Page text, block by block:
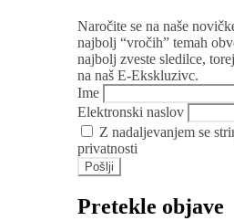
Naročite se na naše
najbolj “vročih” temah
najbolj zveste sledilce,
na naš E-Ekskluzivc.
Ime
Elektronski naslov
Z nadaljevanjem se
privatnosti
Pretekle objave